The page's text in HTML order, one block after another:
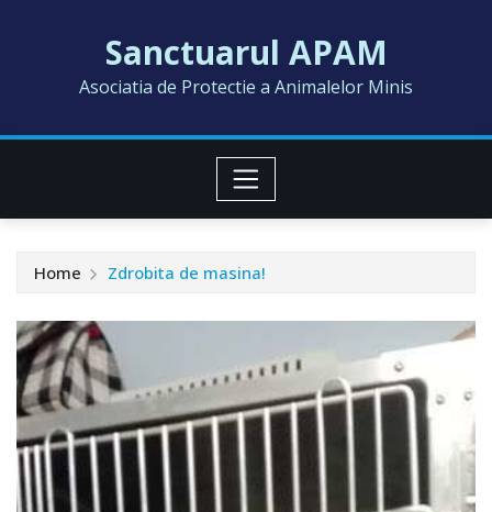
Sanctuarul APAM
Asociatia de Protectie a Animalelor Minis
Home Zdrobita de masina!